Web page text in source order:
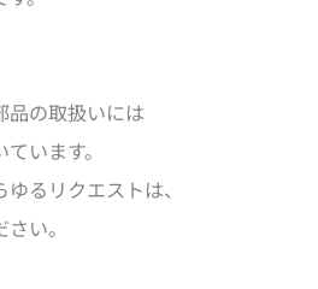
品の取扱いには
います。
るリクエストは、
い。